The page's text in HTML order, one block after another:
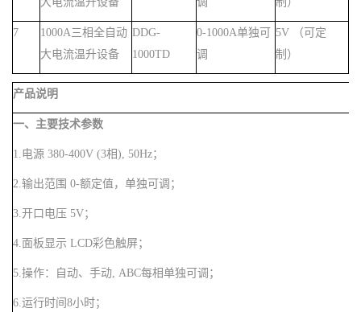
7 1000A三相全自动
大电流温升设备
DDG-
1000TD
0-1000A单独可
调
5V （可定
制）
产品说明
一、主要技术参数
1.电源 380-400V (3相), 50Hz；
2.输出范围 0-额定值，单独 可调 ；
3.开口电压 5V；
4.面板显示 LCD彩色触屏；
5.操作： 自动、手动, ABC每相单独可调 ；
6.运行时间8小时；